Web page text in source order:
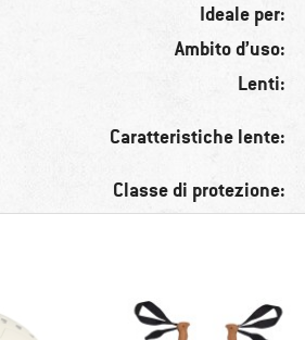
Ideale per:
Ambito d’uso:
Lenti:
Caratteristiche lente:
Classe di protezione: